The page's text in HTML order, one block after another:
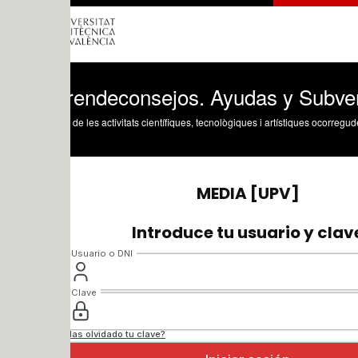
Ayudas y Subvenciones
les activitats científiques, tecnològiques i artístiques ocorregudes en els tres